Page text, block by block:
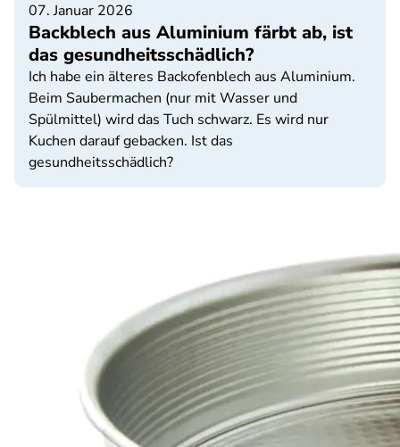
07. Januar 2026
Backblech aus Aluminium färbt ab, ist
das gesundheitsschädlich?
Ich habe ein älteres Backofenblech aus Aluminium.
Beim Saubermachen (nur mit Wasser und
Spülmittel) wird das Tuch schwarz. Es wird nur
Kuchen darauf gebacken. Ist das
gesundheitsschädlich?